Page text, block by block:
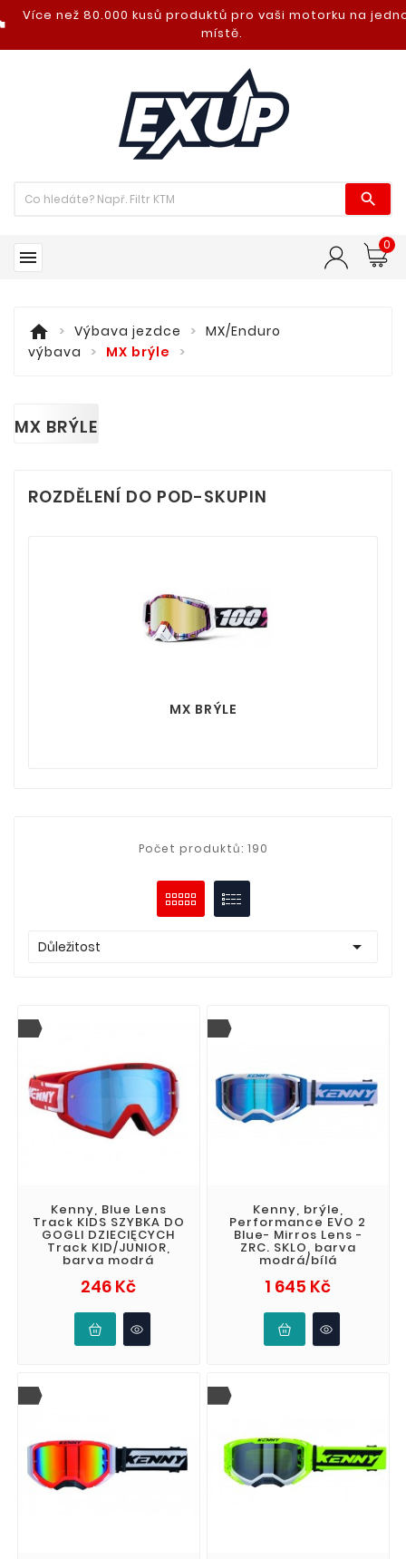
Více než 80.000 kusů produktů pro vaši motorku na
místě.


0
home Výbava jezdce
MX/Enduro
výbava
MX brýle
MX BRÝLE
ROZDĚLENÍ DO POD-SKUPIN
MX BRÝLE
Počet produktů: 190
Důležitost 
Kenny, Blue Lens
Track KIDS SZYBKA DO
GOGLI DZIECIĘCYCH
Track KID/JUNIOR,
barva modrá
246 KčCena
Kenny, brýle,
Performance EVO 2
Blue- Mirros Lens -
ZRC. SKLO, barva
modrá/bílá
1 645 KčCena